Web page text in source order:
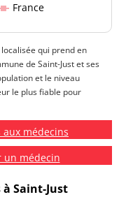
France
localisée qui prend en
de Saint-Just et ses
et le niveau
le plus fiable pour
aux médecins
un médecin
Saint-Just